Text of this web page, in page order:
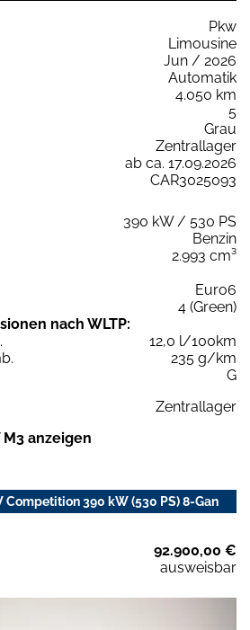
Pkw
Limousine
Jun / 2026
Automatik
4.050 km
5
Grau
Zentrallager
ab ca. 17.09.2026
CAR3025093
390 kW / 530 PS
Benzin
2.993 cm³
Euro6
4 (Green)
nach WLTP:
12,0 l/100km
235 g/km
G
Zentrallager
M3 anzeigen
Competition 390 kW (530 PS) 8-Gan
92.900,00 €
ausweisbar